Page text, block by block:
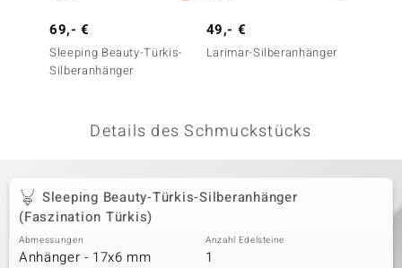
Collection
Classics
69,- €
Sleeping Beauty-Türkis-
Silberanhänger
49,- €
Larimar-Silberanhänger
Details des Schmuckstücks
Sleeping Beauty-Türkis-Silberanhänger
(Faszination Türkis)
Abmessungen
Anhänger - 17x6 mm
Anzahl Edelsteine
1